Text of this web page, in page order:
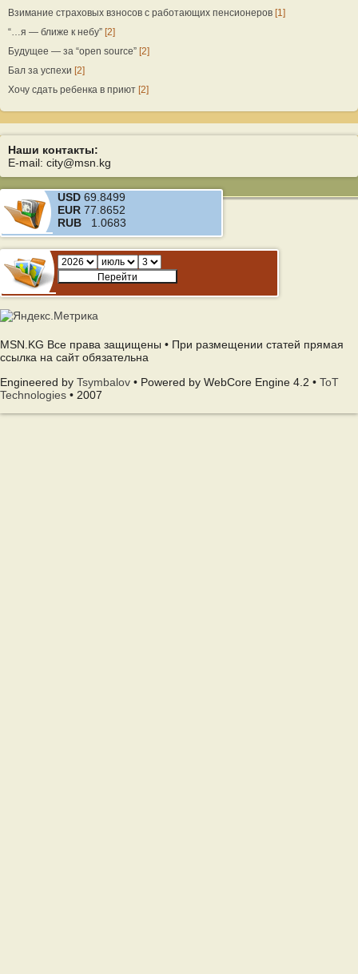
Взимание страховых взносов с работающих пенсионеров [1]
“…я — ближе к небу” [2]
Будущее — за “open source” [2]
Бал за успехи [2]
Хочу сдать ребенка в приют [2]
Наши контакты:
E-mail: city@msn.kg
USD 69.8499
EUR 77.8652
RUB 1.0683
MSN.KG Все права защищены • При размещении статей прямая
ссылка на сайт обязательна
Engineered by Tsymbalov • Powered by WebCore Engine 4.2 • ToT
Technologies • 2007